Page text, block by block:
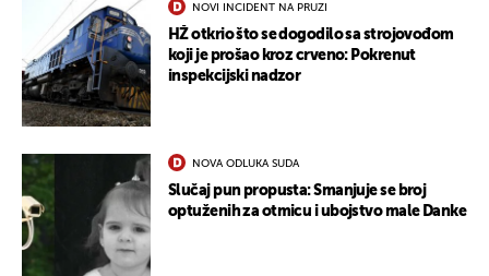
NOVI INCIDENT NA PRUZI
HŽ otkrio što se dogodilo sa strojovođom
koji je prošao kroz crveno: Pokrenut
inspekcijski nadzor
NOVA ODLUKA SUDA
Slučaj pun propusta: Smanjuje se broj
optuženih za otmicu i ubojstvo male Danke